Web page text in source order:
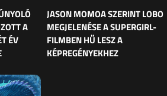
A
ÉV
JASON MOMOA SZERINT LOBO
MEGJELENÉSE A SUPERGIRL-
FILMBEN HŰ LESZ A
KÉPREGÉNYEKHEZ